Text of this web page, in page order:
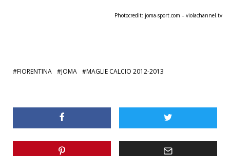
Photocredit: joma-sport.com – violachannel.tv
FIORENTINA JOMA MAGLIE CALCIO 2012-2013